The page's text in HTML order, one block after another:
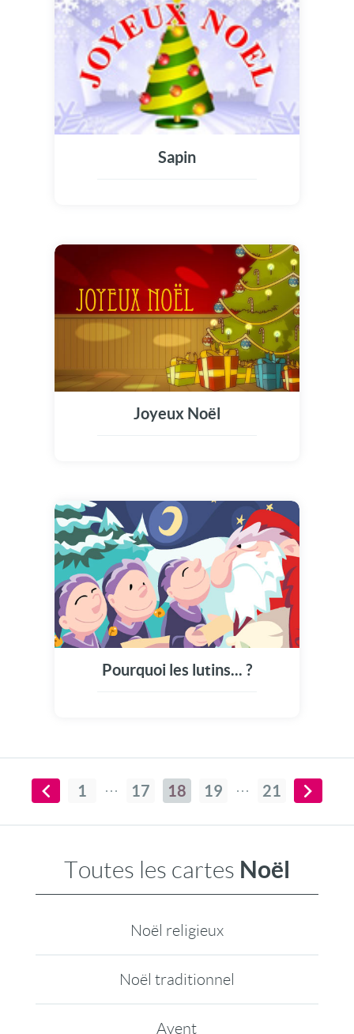
Sapin
Joyeux Noël
Pourquoi les lutins... ?
1 17 18 19 21
Toutes les cartes Noël
Noël religieux
Noël traditionnel
Avent